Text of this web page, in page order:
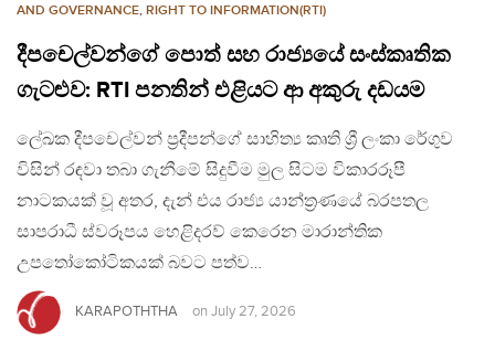
AND GOVERNANCE, RIGHT TO INFORMATION(RTI)
දීපචෙල්වන්ගේ පොත් සහ රාජ්‍යයේ සංස්කෘතික
ගැටළුව: RTI පනතින් එළියට ආ අකුරු දඩයම
ලේඛක දීපචෙල්වන් ප්‍රදීපන්ගේ සාහිත්‍ය කෘති ශ්‍රී ලංකා රේගුව
විසින් රඳවා තබා ගැනීමේ සිදුවීම මුල සිටම විකාරරූපී
නාටකයක් වූ අතර, දැන් එය රාජ්‍ය යාන්ත්‍රණයේ බරපතල
සාපරාධී ස්වරූපය හෙළිදරව් කෙරෙන මාරාන්තික
උපතෝකෝටිකයක් බවට පත්ව…
KARAPOTHTHA on July 27, 2026